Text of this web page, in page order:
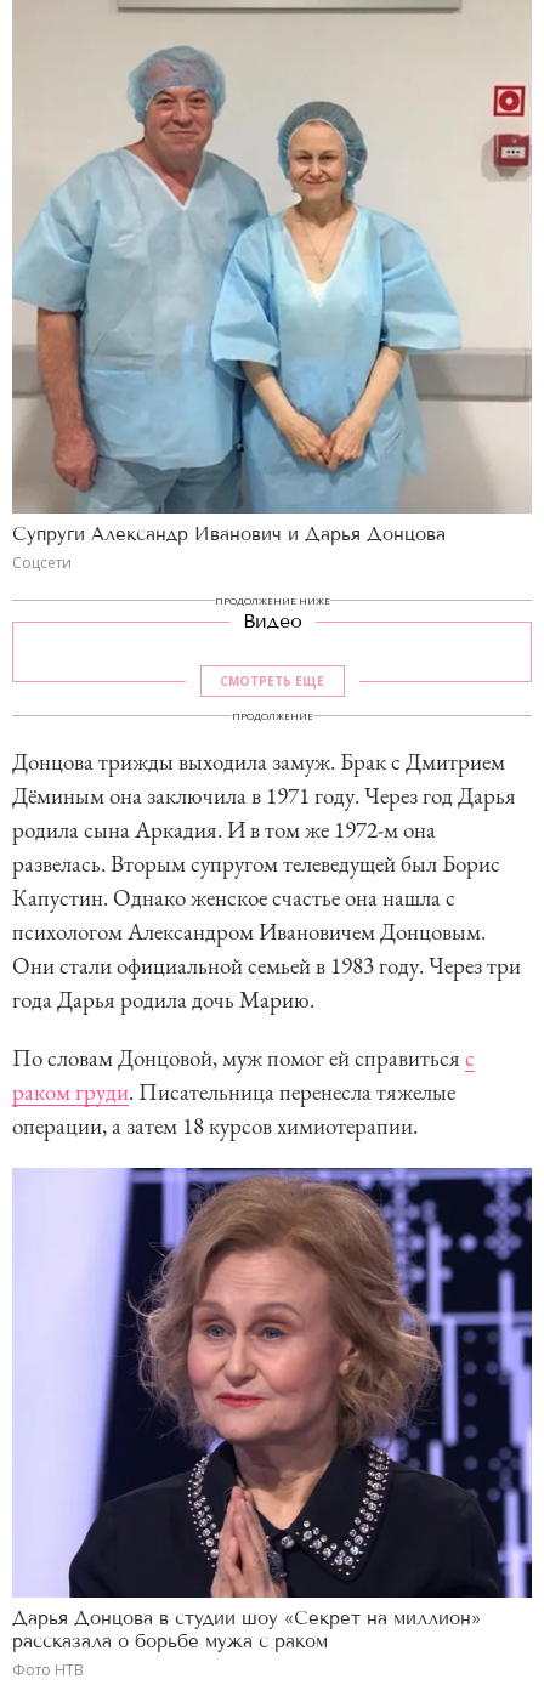
Супруги Александр Иванович и Дарья Донцова
Соцсети
ПРОДОЛЖЕНИЕ НИЖЕ
Видео
СМОТРЕТЬ ЕЩЕ
ПРОДОЛЖЕНИЕ
Донцова трижды выходила замуж. Брак с Дмитрием
Дёминым она заключила в 1971 году. Через год Дарья
родила сына Аркадия. И в том же 1972-м она
развелась. Вторым супругом телеведущей был Борис
Капустин. Однако женское счастье она нашла с
психологом Александром Ивановичем Донцовым.
Они стали официальной семьей в 1983 году. Через три
года Дарья родила дочь Марию.
По словам Донцовой, муж помог ей справиться с
раком груди. Писательница перенесла тяжелые
операции, а затем 18 курсов химиотерапии.
Дарья Донцова в студии шоу «Секрет на миллион»
рассказала о борьбе мужа с раком
Фото НТВ